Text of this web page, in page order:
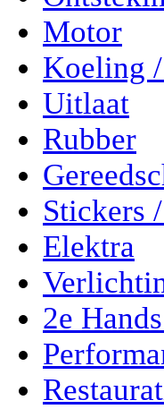
Motor
Koeling
Uitlaat
Rubber
Stickers
Elektra
2e